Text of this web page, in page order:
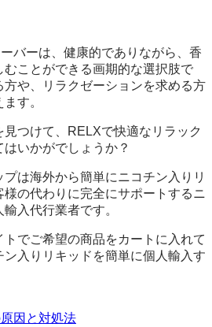
バーは、健康的でありながら、香
むことができる画期的な選択肢で
や、リラクゼーションを求める方
す。
つけて、RELXで快適なリラック
いかがでしょうか？
は海外から簡単にニコチン入りリ
の代わりに完全にサポートするニ
入代行業者です。
でご希望の商品をカートに入れて
入りリキッドを簡単に個人輸入す
因と対処法